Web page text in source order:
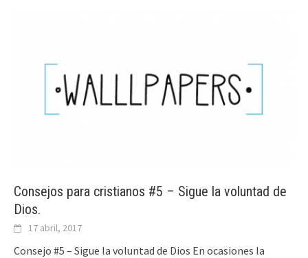
Consejos para cristianos #5 – Sigue la voluntad de
Dios.
17 abril, 2017
Consejo #5 – Sigue la voluntad de Dios En ocasiones la